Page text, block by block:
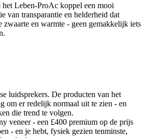
Leben-ProAc koppel een mooi
van transparantie en helderheid dat
zwaarte en warmte - geen gemakkelijk iets
luidsprekers. De producten van het
om er redelijk normaal uit te zien - en
die trend te volgen.
veneer - een £400 premium op de prijs
- en je hebt, fysiek gezien tenminste,